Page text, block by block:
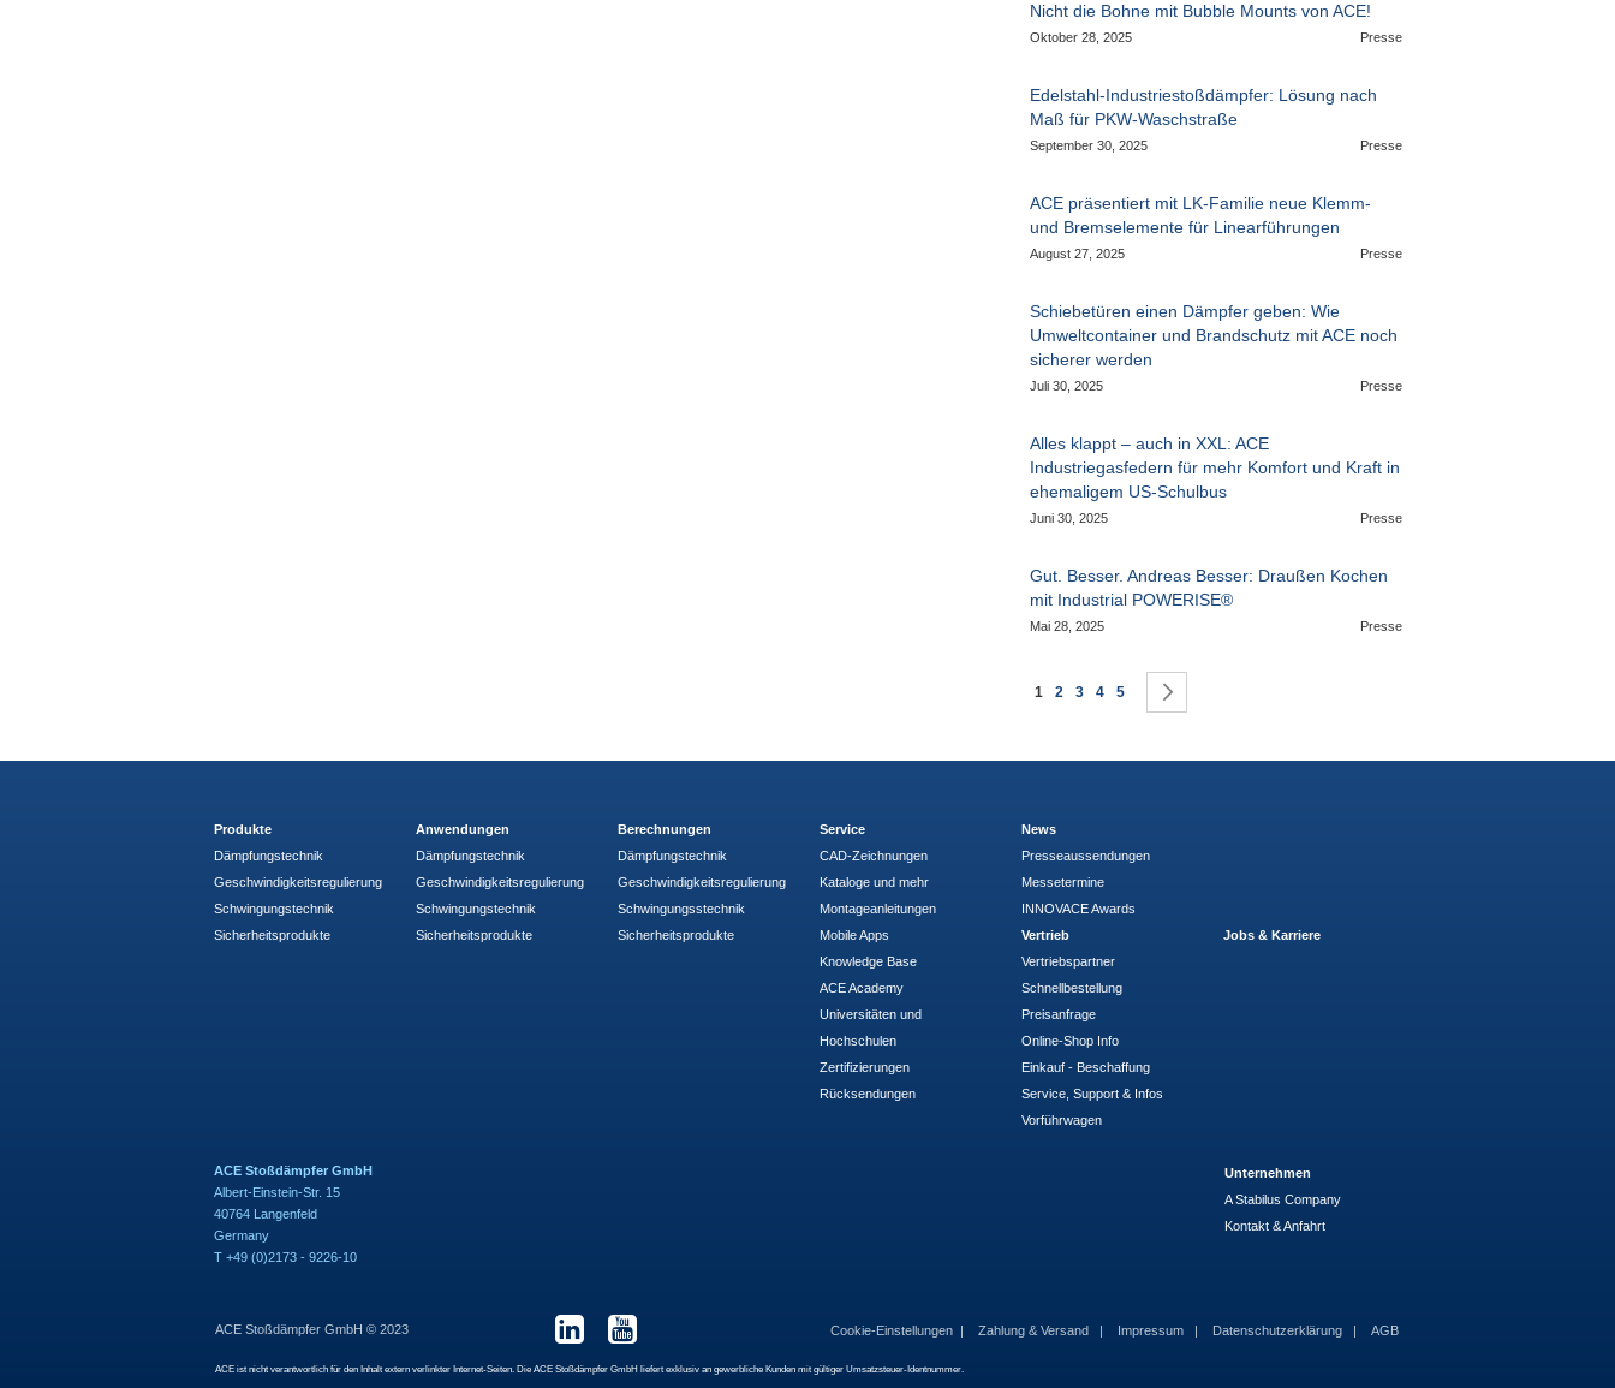
Nicht die Bohne mit Bubble Mounts von ACE!
Oktober 28, 2025 Presse
Edelstahl-Industriestoßdämpfer: Lösung nach
Maß für PKW-Waschstraße
September 30, 2025 Presse
ACE präsentiert mit LK-Familie neue Klemm-
und Bremselemente für Linearführungen
August 27, 2025 Presse
Schiebetüren einen Dämpfer geben: Wie
Umweltcontainer und Brandschutz mit ACE noch
sicherer werden
Juli 30, 2025 Presse
Alles klappt – auch in XXL: ACE
Industriegasfedern für mehr Komfort und Kraft in
ehemaligem US-Schulbus
Juni 30, 2025 Presse
Gut. Besser. Andreas Besser: Draußen Kochen
mit Industrial POWERISE®
Mai 28, 2025 Presse
Seite
Sie lesen gerade die Seite
1 Seite
2 Seite
3 Seite
4 Seite
5
Produkte
Dämpfungstechnik
Geschwindigkeitsregulierung
Schwingungstechnik
Sicherheitsprodukte
Anwendungen
Dämpfungstechnik
Geschwindigkeitsregulierung
Schwingungstechnik
Sicherheitsprodukte
Berechnungen
Dämpfungstechnik
Geschwindigkeitsregulierung
Schwingungsstechnik
Sicherheitsprodukte
Service
CAD-Zeichnungen
Kataloge und mehr
Montageanleitungen
Mobile Apps
Knowledge Base
ACE Academy
Universitäten und
Hochschulen
Zertifizierungen
Rücksendungen
News
Presseaussendungen
Messetermine
INNOVACE Awards
Vertrieb
Vertriebspartner
Schnellbestellung
Preisanfrage
Online-Shop Info
Einkauf - Beschaffung
Service, Support & Infos
Vorführwagen
Jobs & Karriere
ACE Stoßdämpfer GmbH
Albert-Einstein-Str. 15
40764 Langenfeld
Germany
T +49 (0)2173 - 9226-10
Unternehmen
A Stabilus Company
Kontakt & Anfahrt
ACE Stoßdämpfer GmbH © 2023 Cookie-Einstellungen Zahlung & Versand Impressum Datenschutzerklärung AGB
ACE ist nicht verantwortlich für den Inhalt extern verlinkter Internet-Seiten. Die ACE Stoßdämpfer GmbH liefert exklusiv an gewerbliche Kunden mit gültiger Umsatzsteuer-Identnummer.